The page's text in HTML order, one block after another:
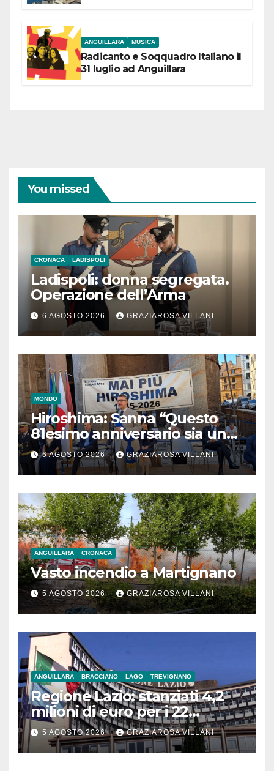
ANGUILLARA MUSICA
Radicanto e Soqquadro Italiano il
31 luglio ad Anguillara
You missed
CRONACA LADISPOLI
Ladispoli: donna segregata.
Operazione dell’Arma
6 AGOSTO 2026 GRAZIAROSA VILLANI
MONDO
Hiroshima: Sanna “Questo
81esimo anniversario sia un
monito per tutti”
6 AGOSTO 2026 GRAZIAROSA VILLANI
ANGUILLARA CRONACA
Vasto incendio a Martignano
5 AGOSTO 2026 GRAZIAROSA VILLANI
ANGUILLARA BRACCIANO LAGO TREVIGNANO
Regione Lazio: stanziati 4,2
milioni di euro per i 22
Comuni dell’Etruria
Meridionale
5 AGOSTO 2026 GRAZIAROSA VILLANI